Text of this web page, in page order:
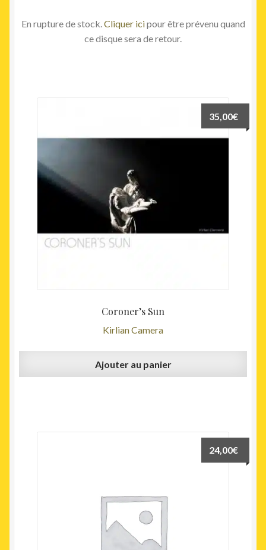
En rupture de stock. Cliquer icipour être prévenu quand
ce disque sera de retour.
Coroner’s Sun
Kirlian Camera
35,00€
Ajouter au panier
24,00€